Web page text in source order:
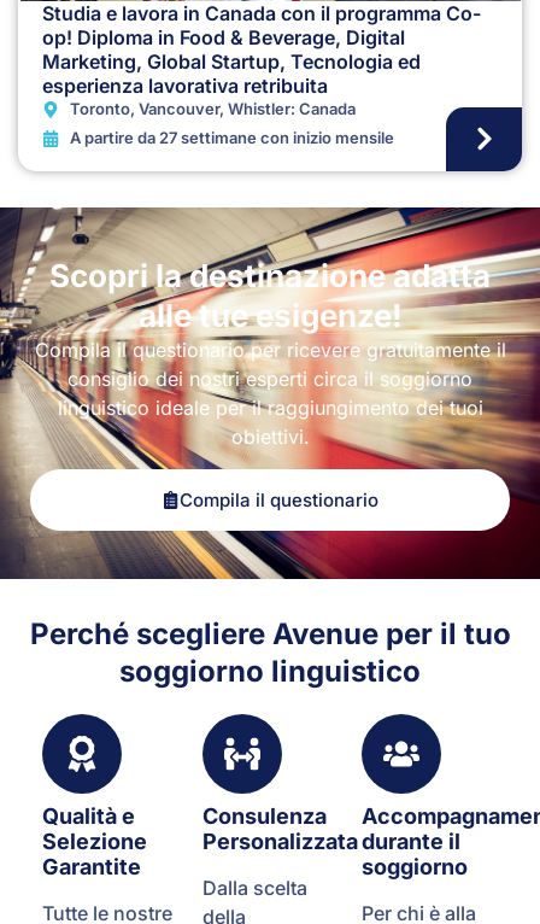
Studia e lavora in Canada con il programma Co-
op! Diploma in Food & Beverage, Digital
Marketing, Global Startup, Tecnologia ed
esperienza lavorativa retribuita
Toronto, Vancouver, Whistler: Canada
A partire da 27 settimane con inizio mensile
Scopri la destinazione adatta
alle tue esigenze!
Compila il questionario per ricevere gratuitamente il
consiglio dei nostri esperti circa il soggiorno
linguistico ideale per il raggiungimento dei tuoi
obiettivi.
Compila il questionario
Perché scegliere Avenue per il tuo
soggiorno linguistico
Qualità e
Selezione
Garantite
Tutte le nostre
Consulenza
Personalizzata
Dalla scelta
della
durante il
soggiorno
Per chi è alla